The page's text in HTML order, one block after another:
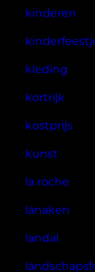
kinderen
kleding
kortrijk
kostprijs
kunst
la roche
lanaken
landal